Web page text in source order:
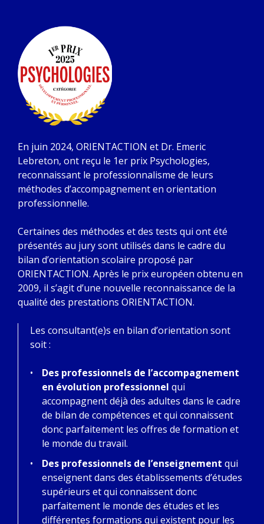
En juin 2024, ORIENTACTION et Dr. Emeric
Lebreton, ont reçu le 1er prix Psychologies,
reconnaissant le professionnalisme de leurs
méthodes d’accompagnement en orientation
professionnelle.
Certaines des méthodes et des tests qui ont été
présentés au jury sont utilisés dans le cadre du
bilan d’orientation scolaire proposé par
ORIENTACTION. Après le prix européen obtenu en
2009, il s’agit d’une nouvelle reconnaissance de la
qualité des prestations ORIENTACTION.
Les consultant(e)s en bilan d’orientation sont
soit :
Des professionnels de l’accompagnement
en évolution professionnel qui
accompagnent déjà des adultes dans le cadre
de bilan de compétences et qui connaissent
donc parfaitement les offres de formation et
le monde du travail.
Des professionnels de l’enseignement qui
enseignent dans des établissements d’études
supérieurs et qui connaissent donc
parfaitement le monde des études et les
différentes formations qui existent pour les